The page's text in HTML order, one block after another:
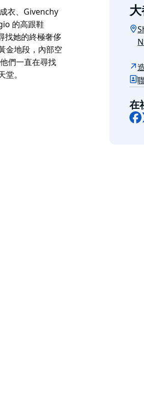
衣、Givenchy
的高跟鞋
找她的終極奢侈
金地段，內部空
們一直在尋找
。
的高跟鞋
在